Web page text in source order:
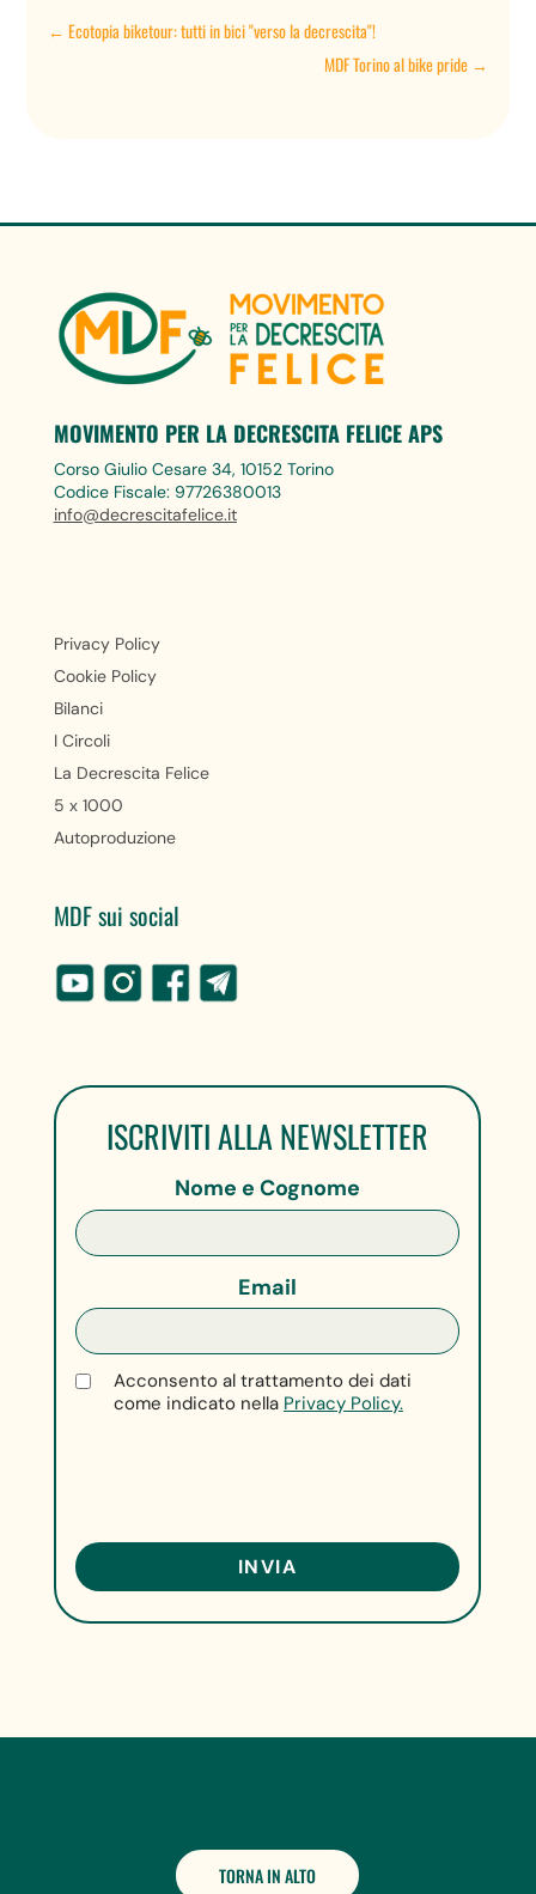
←Ecotopia biketour: tutti in bici "verso la decrescita"!
MDF Torino al bike pride→
MOVIMENTO PER LA DECRESCITA FELICE APS
Corso Giulio Cesare 34, 10152 Torino
Codice Fiscale: 97726380013
info@decrescitafelice.it
Privacy Policy
Cookie Policy
Bilanci
I Circoli
La Decrescita Felice
5 x 1000
Autoproduzione
MDF sui social
ISCRIVITI ALLA NEWSLETTER
Nome e Cognome
Email
Acconsento al trattamento dei dati
come indicato nella Privacy Policy.
TORNA IN ALTO